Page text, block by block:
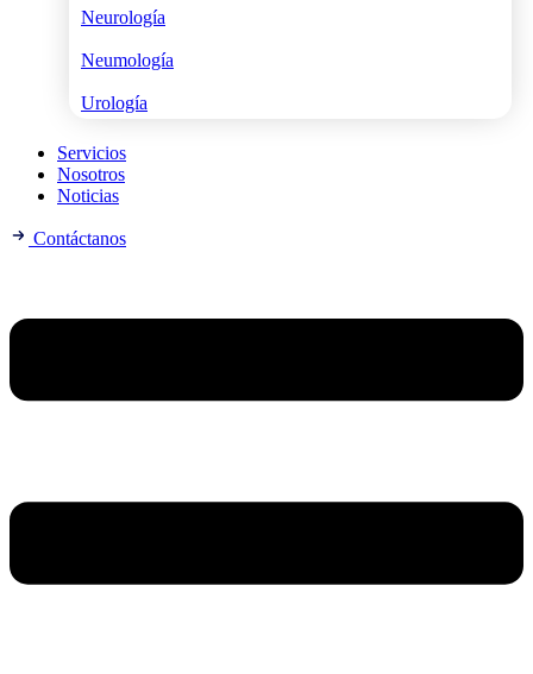
Neurología
Neumología
Urología
Servicios
Nosotros
Noticias
Contáctanos